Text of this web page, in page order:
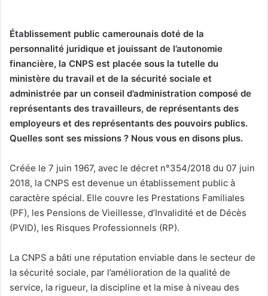
Établissement public camerounais doté de la
personnalité juridique et jouissant de l’autonomie
financière, la CNPS est placée sous la tutelle du
ministère du travail et de la sécurité sociale et
administrée par un conseil d’administration composé de
représentants des travailleurs, de représentants des
employeurs et des représentants des pouvoirs publics.
Quelles sont ses missions ? Nous vous en disons plus.
Créée le 7 juin 1967, avec le décret n°354/2018 du 07 juin
2018, la CNPS est devenue un établissement public à
caractère spécial. Elle couvre les Prestations Familiales
(PF), les Pensions de Vieillesse, d’Invalidité et de Décès
(PVID), les Risques Professionnels (RP).
La CNPS a bâti une réputation enviable dans le secteur de
la sécurité sociale, par l’amélioration de la qualité de
service, la rigueur, la discipline et la mise à niveau des